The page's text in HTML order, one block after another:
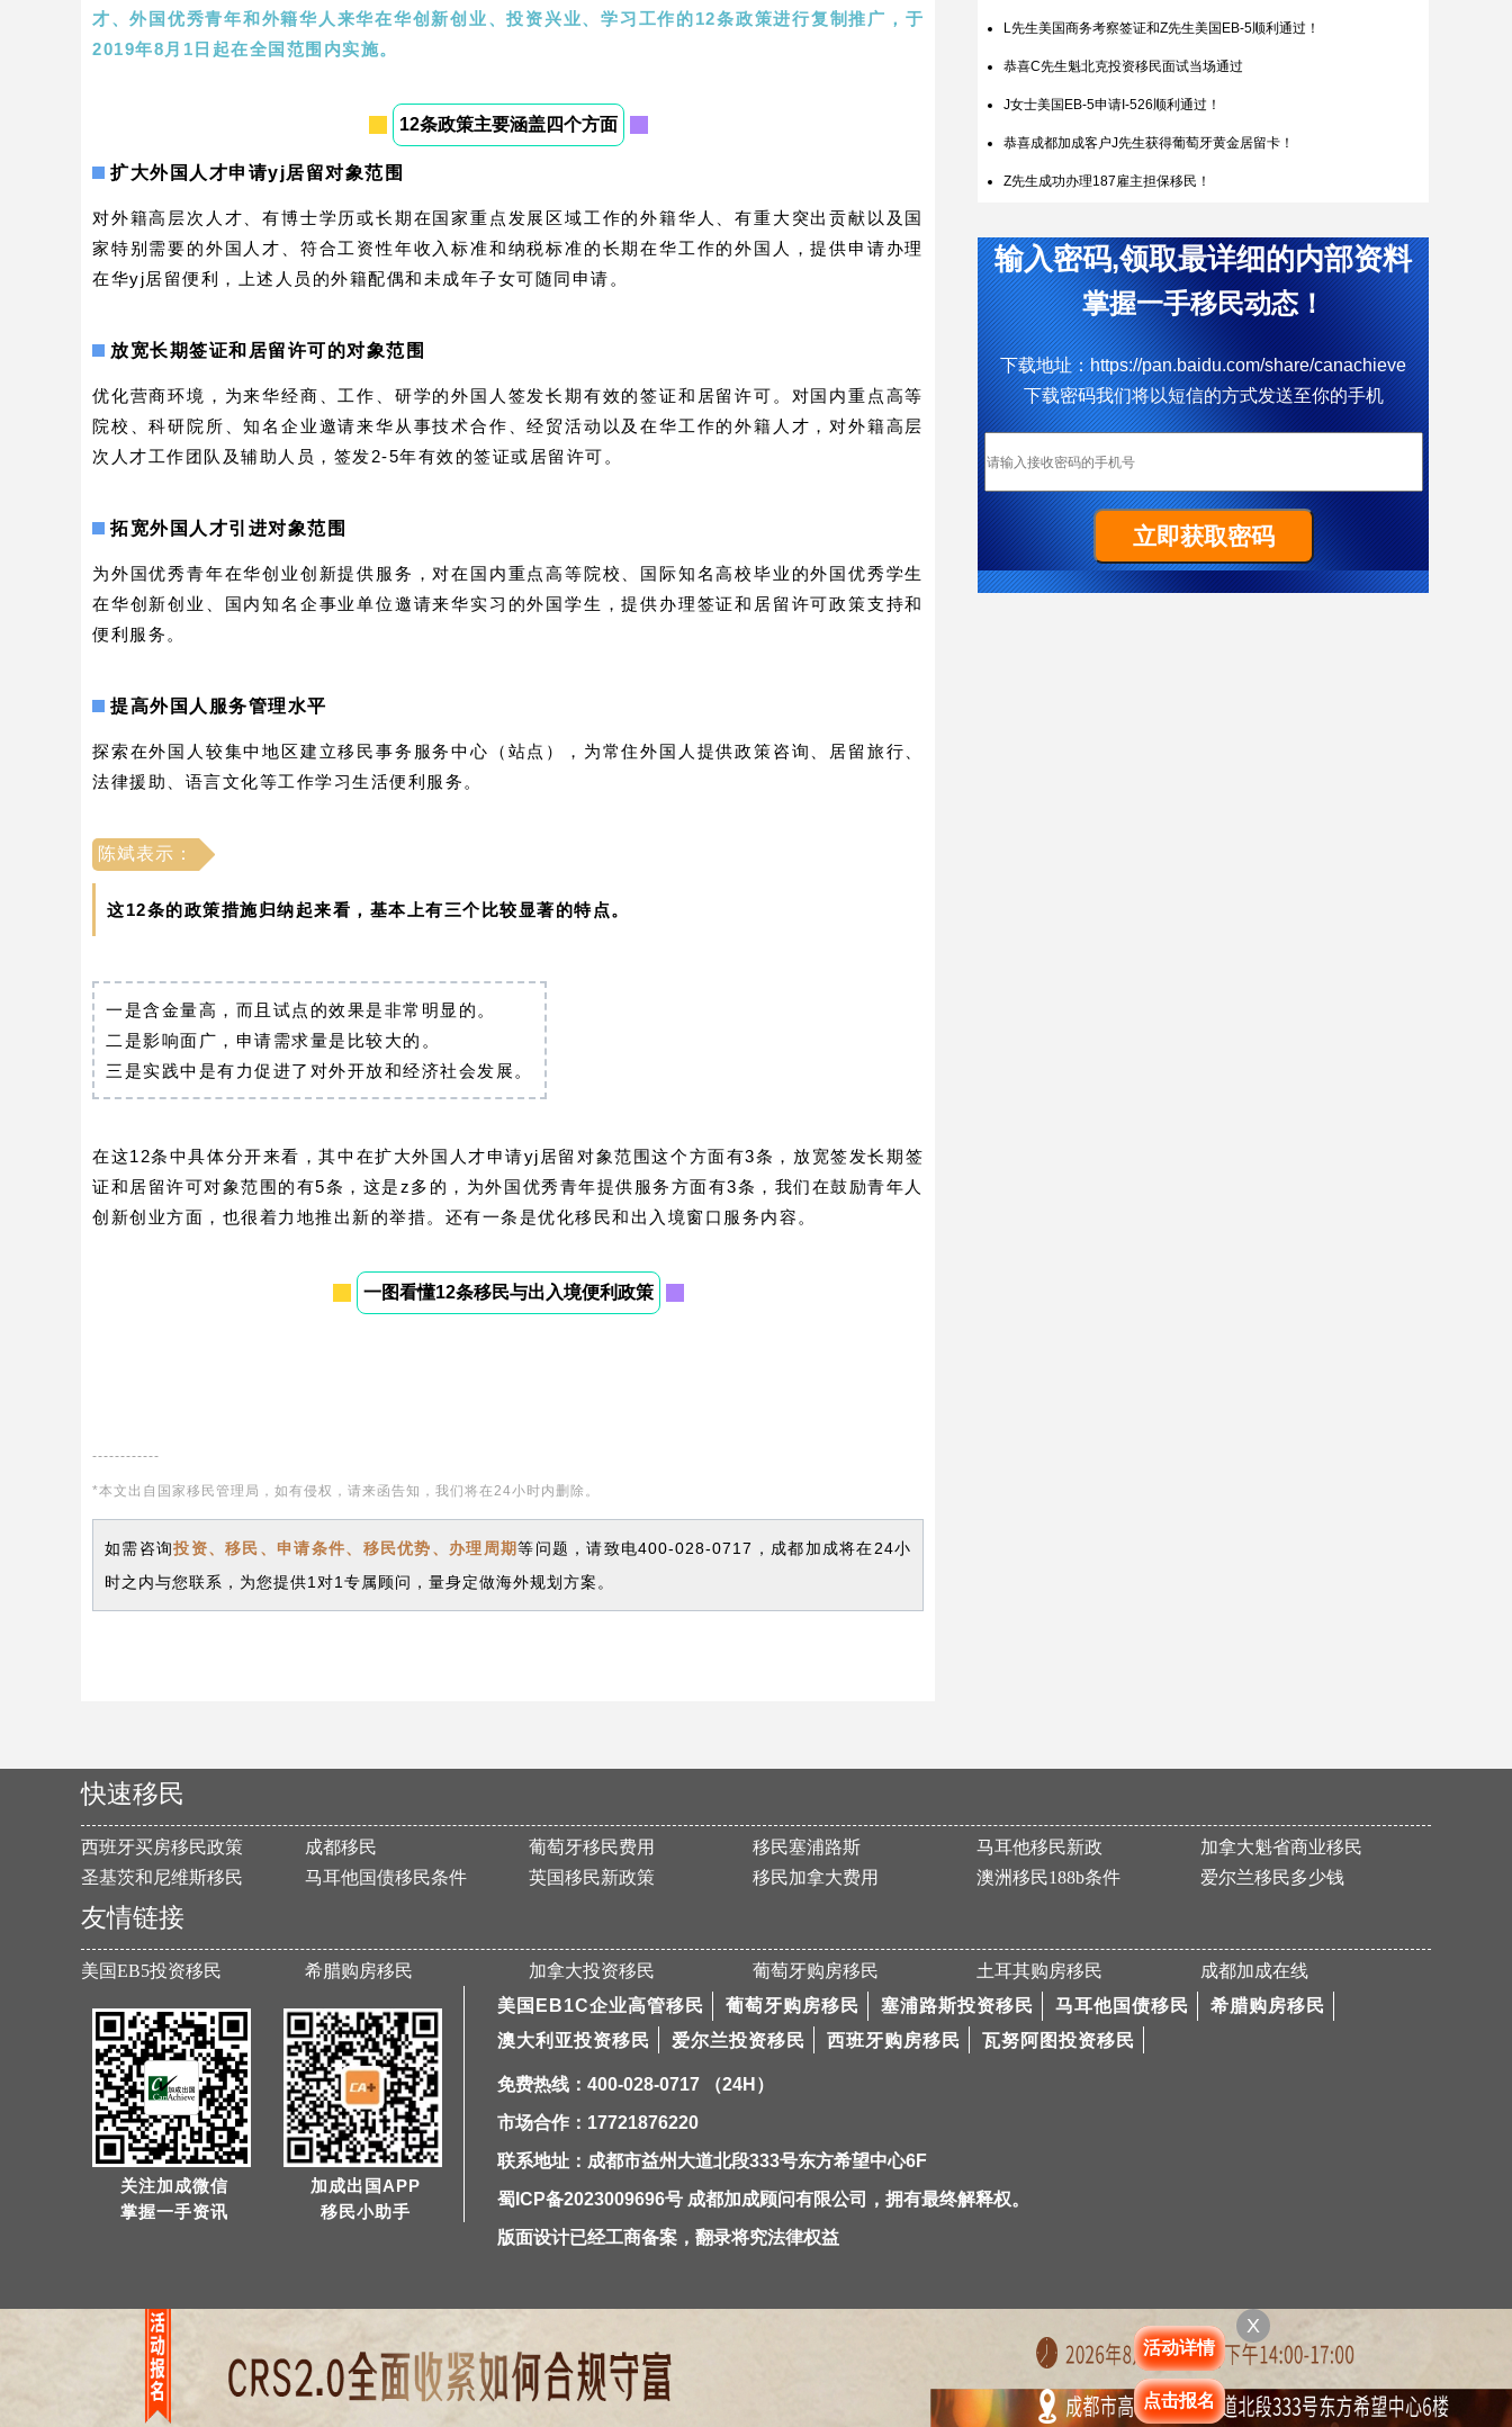
才、外国优秀青年和外籍华人来华在华创新创业、投资兴业、学习工作的12条政策进行复制推广，于
2019年8月1日起在全国范围内实施。
12条政策主要涵盖四个方面
扩大外国人才申请yj居留对象范围
对外籍高层次人才、有博士学历或长期在国家重点发展区域工作的外籍华人、有重大突出贡献以及国
家特别需要的外国人才、符合工资性年收入标准和纳税标准的长期在华工作的外国人，提供申请办理
在华yj居留便利，上述人员的外籍配偶和未成年子女可随同申请。
放宽长期签证和居留许可的对象范围
优化营商环境，为来华经商、工作、研学的外国人签发长期有效的签证和居留许可。对国内重点高等
院校、科研院所、知名企业邀请来华从事技术合作、经贸活动以及在华工作的外籍人才，对外籍高层
次人才工作团队及辅助人员，签发2-5年有效的签证或居留许可。
拓宽外国人才引进对象范围
为外国优秀青年在华创业创新提供服务，对在国内重点高等院校、国际知名高校毕业的外国优秀学生
在华创新创业、国内知名企事业单位邀请来华实习的外国学生，提供办理签证和居留许可政策支持和
便利服务。
提高外国人服务管理水平
探索在外国人较集中地区建立移民事务服务中心（站点），为常住外国人提供政策咨询、居留旅行、
法律援助、语言文化等工作学习生活便利服务。
陈斌表示：
这12条的政策措施归纳起来看，基本上有三个比较显著的特点。
一是含金量高，而且试点的效果是非常明显的。
二是影响面广，申请需求量是比较大的。
三是实践中是有力促进了对外开放和经济社会发展。
在这12条中具体分开来看，其中在扩大外国人才申请yj居留对象范围这个方面有3条，放宽签发长期签
证和居留许可对象范围的有5条，这是z多的，为外国优秀青年提供服务方面有3条，我们在鼓励青年人
创新创业方面，也很着力地推出新的举措。还有一条是优化移民和出入境窗口服务内容。
一图看懂12条移民与出入境便利政策
------------
*本文出自国家移民管理局，如有侵权，请来函告知，我们将在24小时内删除。
如需咨询投资、移民、申请条件、移民优势、办理周期等问题，请致电400-028-0717，成都加成将在24小
时之内与您联系，为您提供1对1专属顾问，量身定做海外规划方案。
L先生美国商务考察签证和Z先生美国EB-5顺利通过！
恭喜C先生魁北克投资移民面试当场通过
J女士美国EB-5申请I-526顺利通过！
恭喜成都加成客户J先生获得葡萄牙黄金居留卡！
Z先生成功办理187雇主担保移民！
简直开挂了，希腊成功案例！
热烈恭喜Q女士通过葡萄牙购房移民拿到葡萄牙黄金居留卡
D女士塞浦路斯获批
W先生终于成功获批188C 签证，实现了移民澳洲的愿望。
恭喜成都加成移民重庆客户W女士全家喜获匈牙利yj居留卡！
祝贺G女士186雇主担保签证（PR）顺利获批
置业移民塞浦路斯，当“地主”拿dj欧盟身份
热烈恭喜L女士澳洲186雇主担保技术移民项目获批
【希腊购房】恭喜C先生成功买房移民希腊！
Y女士美国EB-3项目I-140申请获批
恭喜Z先生全家获得匈牙利永居卡
爱尔兰成功案例【加成出国官网】
L先生成功移民匈牙利
热烈恭喜P先生成功拿到希腊永居卡
恭喜N先生澳洲132投资移民项目获批
恭喜成都加成出国四川客户L女士美国EB-3项目I-140申请获批！
输入密码,领取最详细的内部资料
掌握一手移民动态！
下载地址：https://pan.baidu.com/share/canachieve
下载密码我们将以短信的方式发送至你的手机
X
活动详情
点击报名
快速移民
西班牙买房移民政策 成都移民 葡萄牙移民费用 移民塞浦路斯 马耳他移民新政
加拿大魁省商业移民
圣基茨和尼维斯移民
马耳他国债移民条件 英国移民新政策 移民加拿大费用 澳洲移民188b条件 爱尔兰移民多少钱
友情链接
美国EB5投资移民 希腊购房移民 加拿大投资移民 葡萄牙购房移民 土耳其购房移民 成都加成在线
关注加成微信
掌握一手资讯
加成出国APP
移民小助手
美国EB1C企业高管移民 葡萄牙购房移民 塞浦路斯投资移民 马耳他国债移民
希腊购房移民
澳大利亚投资移民
爱尔兰投资移民 西班牙购房移民 瓦努阿图投资移民
免费热线：400-028-0717 （24H）
市场合作：17721876220
联系地址：成都市益州大道北段333号东方希望中心6F
蜀ICP备2023009696号 成都加成顾问有限公司，拥有最终解释权。
版面设计已经工商备案，翻录将究法律权益